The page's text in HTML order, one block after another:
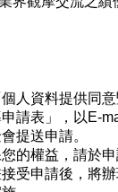
人資料提供同
請表」，以E-
提送申請。
的權益，請於
受申請後，將